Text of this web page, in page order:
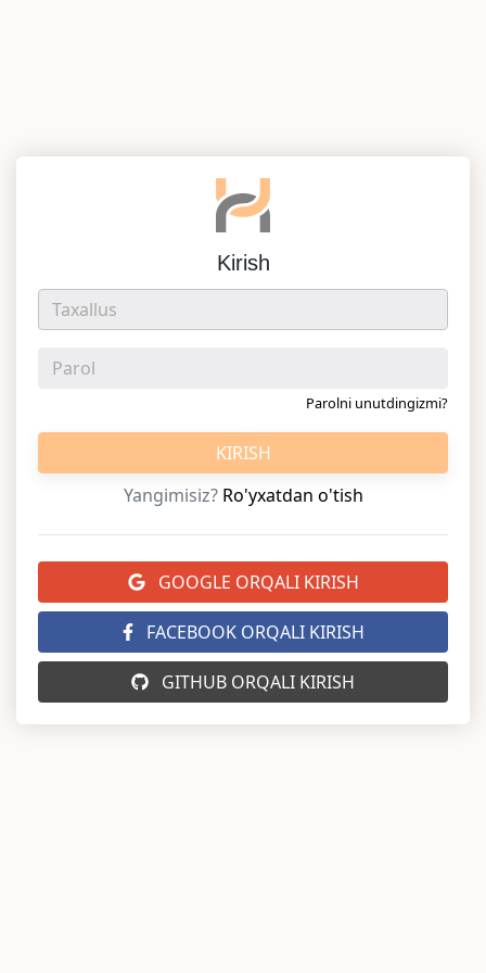
Kirish
Parolni unutdingizmi?
KIRISH
Yangimisiz? Ro'yxatdan o'tish
GOOGLE ORQALI KIRISH
FACEBOOK ORQALI KIRISH
GITHUB ORQALI KIRISH